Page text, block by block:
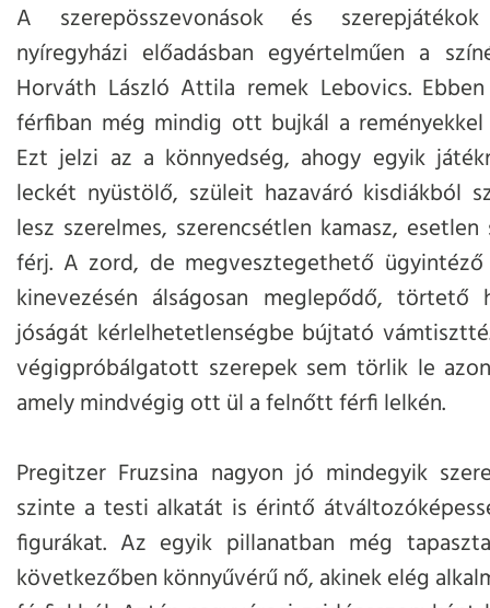
A szerepösszevonások és
nyíregyházi előadásban egyértelműen a
Horváth László Attila remek Lebovics.
férfiban még mindig ott bujkál a
Ezt jelzi az a könnyedség, ahogy egyik
leckét nyüstölő, szüleit hazaváró kisdiákból
lesz szerelmes, szerencsétlen kamasz,
férj. A zord, de megvesztegethető
kinevezésén álságosan meglepődő, törtető
jóságát kérlelhetetlenségbe bújtató
végigpróbálgatott szerepek sem törlik le
amely mindvégig ott ül a felnőtt férfi lelkén.
Pregitzer Fruzsina nagyon jó mindegyik
szinte a testi alkatát is érintő
figurákat. Az egyik pillanatban még
következőben könnyűvérű nő, akinek elég